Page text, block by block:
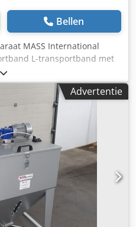
Bellen
MASS International
L-transportband met
Axgjwok Op korte
Hoektransportband
hoek en opvangplaten in het
afgebeeld: NC 1
1300 mm Nuttige
305 mm (zonder motor)
750 - 1050 mm Vaste hoek
Hellingshoek variabel
mm Afstand tussen
3 m/min Mobiel op
Andere afmetingen zie
op klantspecificatie FDA-
etc.
Advertentie